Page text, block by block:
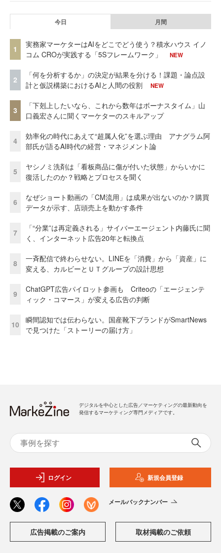
今日 月間
1
実務家マーケターはAIをどこでどう使う？積水ハウス イノ
コム CROが実践する「5Sフレームワーク」
NEW
2
「何を分析するか」の決定が結果を分ける！課題・論点設
計と仮説構築におけるAIと人間の役割
NEW
3
「下剋上したいなら、これから数年はボーナスタイム」山
口義宏さんに聞くマーケターのスキルアップ
4
効率化の時代にあえて“超属人化”を選ぶ理由 アナグラム阿
部氏が語るAI時代の経営・マネジメント論
5
ヤシノミ洗剤は「看板商品に傷が付いた状態」からいかに
復活したのか？戦略とプロセスを聞く
6
なぜショート動画の「CM流用」は成果が出ないのか？購買
データが示す、店頭売上を動かす条件
7
「“分業”は再定義される」サイバーエージェント内藤氏に聞
く、インターネット広告20年と転換点
8
一斉配信で終わらせない。LINEを「消費」から「資産」に
変える、カルビーとＵＴグループの設計思想
9
ChatGPT広告パイロット参画も Criteoの「エージェンテ
ィック・コマース」が変える広告の判断
10
瞬間認知では伝わらない。国産靴下ブランドがSmartNews
で見つけた「ストーリーの届け方」
デジタルを中心とした広告／マーケティングの最新動向を
発信するマーケティング専門メディアです。
ログイン 新規会員登録
メールバックナンバー
広告掲載のご案内 取材掲載のご依頼